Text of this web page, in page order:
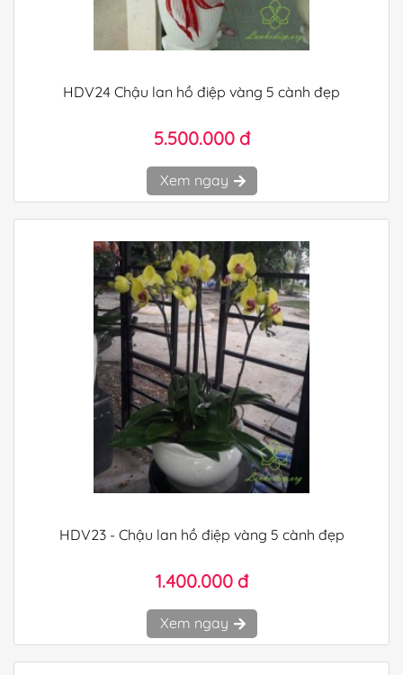
HDV24 Chậu lan hồ điệp vàng 5 cành đẹp
5.500.000 đ
Xem ngay
HDV23 - Chậu lan hồ điệp vàng 5 cành đẹp
1.400.000 đ
Xem ngay